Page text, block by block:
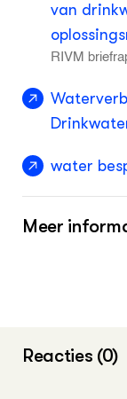
van
RIVM
water
Meer
Hydrotheek
Reacties (0)